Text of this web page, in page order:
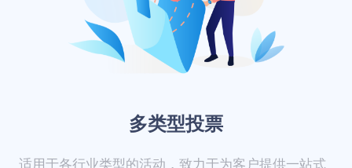
多类型投票
适用于各行业类型的活动，致力于为客户提供一站式